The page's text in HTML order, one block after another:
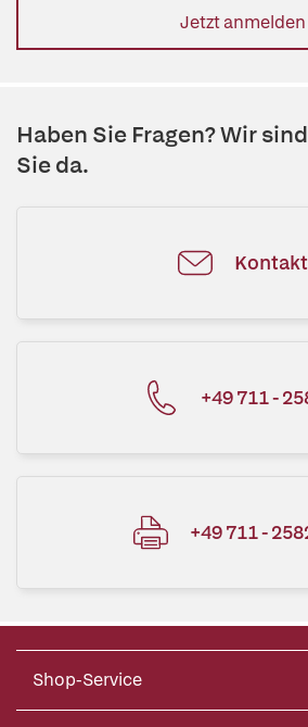
Jetzt anmelden
Haben Sie Fragen? Wir
Sie da.
Kontakt
+49 711 -
+49 711 -
Shop-Service